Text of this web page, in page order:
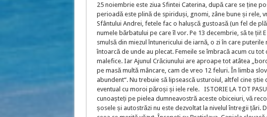
25 noiembrie este ziua Sfintei Caterina, după care se ține
perioadă este plină de spiriduși, gnomi, zâne bune și rele,
Sfântului Andrei, fetele fac o halușcă gustoasă (un fel de
numele bărbatului pe care îl vor. Pe 13 decembrie, să te ții!
smulsă din miezul întunericului de iarnă, o zi în care
întoarcă de unde au plecat. Femeile se îmbracă acum cu
malefice. Iar Ajunul Crăciunului are aproape tot atâtea
pe masă multă mâncare, cam de vreo 12 feluri. În limba
abundent“. Nu trebuie să lipsească usturoiul, altfel cine
eventual cu moroi păroși și iele rele. ISTORIE LA TOT
cunoașteți pe pielea dumneavostră aceste obiceiuri, vă
șosele și autostrăzi nu este dezvoltat la nivelul întregii țări.